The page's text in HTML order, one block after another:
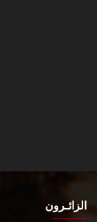
الزائـرون